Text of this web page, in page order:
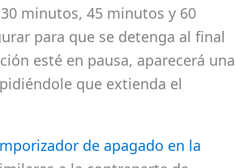
minutos, 45 minutos y 60
para que se detenga al final
esté en pausa, aparecerá una
que extienda el
de apagado en la